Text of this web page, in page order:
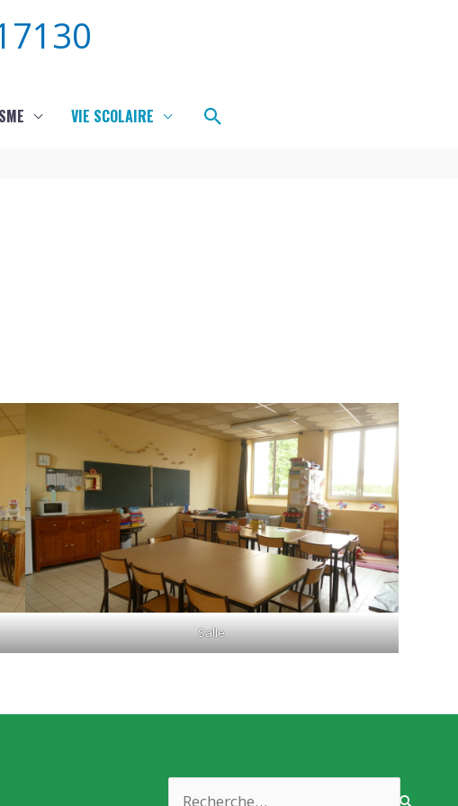
VIE SCOLAIRE Rechercher
Salle